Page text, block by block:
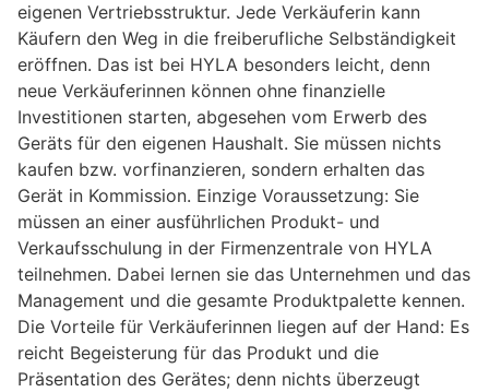
eigenen Vertriebsstruktur. Jede Verkäuferin kann
Käufern den Weg in die freiberufliche Selbständigkeit
eröffnen. Das ist bei HYLA besonders leicht, denn
neue Verkäuferinnen können ohne finanzielle
Investitionen starten, abgesehen vom Erwerb des
Geräts für den eigenen Haushalt. Sie müssen nichts
kaufen bzw. vorfinanzieren, sondern erhalten das
Gerät in Kommission. Einzige Voraussetzung: Sie
müssen an einer ausführlichen Produkt- und
Verkaufsschulung in der Firmenzentrale von HYLA
teilnehmen. Dabei lernen sie das Unternehmen und das
Management und die gesamte Produktpalette kennen.
Die Vorteile für Verkäuferinnen liegen auf der Hand: Es
reicht Begeisterung für das Produkt und die
Präsentation des Gerätes; denn nichts überzeugt